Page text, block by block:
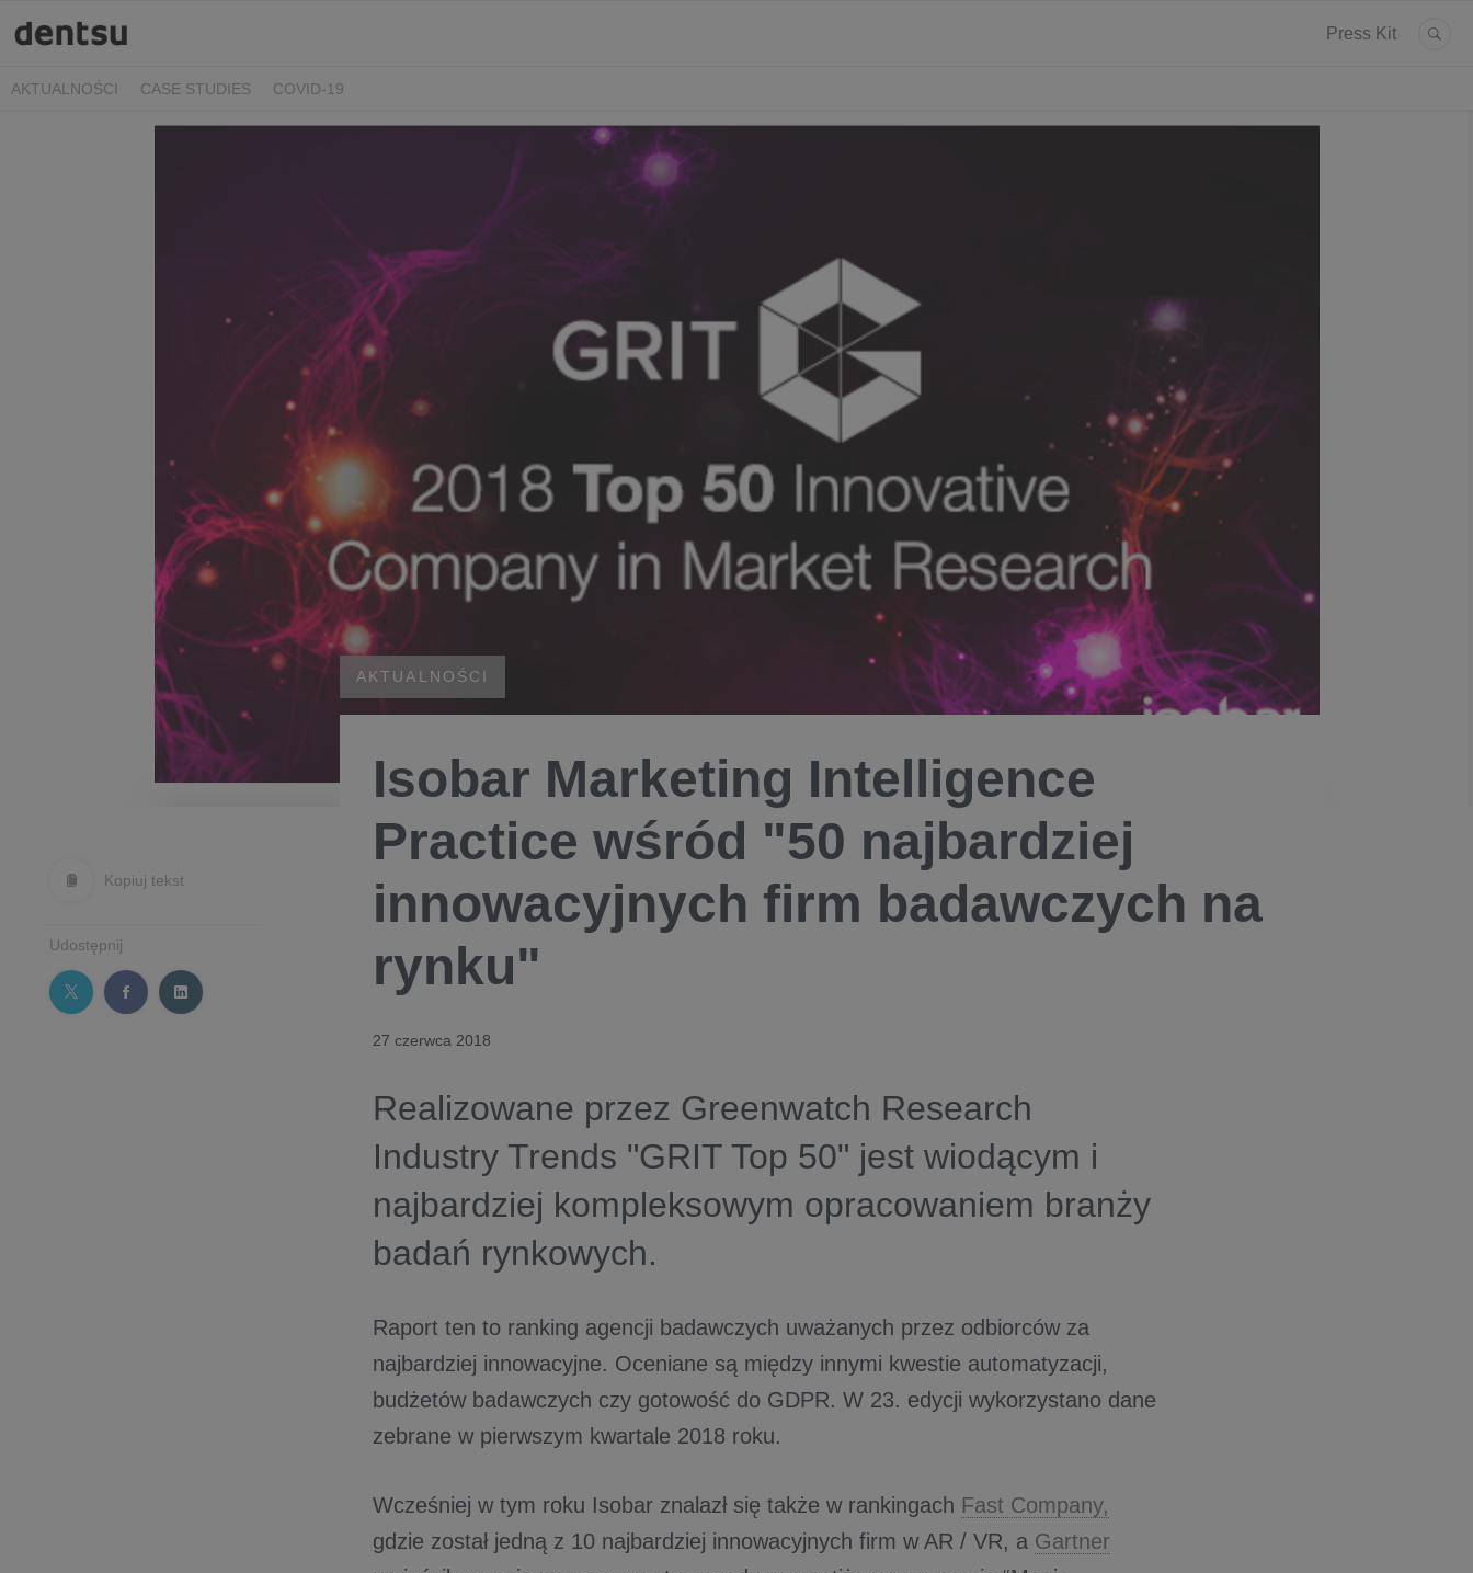
Press Kit
AKTUALNOŚCI CASE STUDIES COVID-19
Kopiuj tekst
Udostępnij
AKTUALNOŚCI
Isobar Marketing Intelligence
Practice wśród "50 najbardziej
innowacyjnych firm badawczych na
rynku"
27 czerwca 2018
Realizowane przez Greenwatch Research
Industry Trends "GRIT Top 50" jest wiodącym i
najbardziej kompleksowym opracowaniem branży
badań rynkowych.
Raport ten to ranking agencji badawczych uważanych przez odbiorców za
najbardziej innowacyjne. Oceniane są między innymi kwestie automatyzacji,
budżetów badawczych czy gotowość do GDPR. W 23. edycji wykorzystano dane
zebrane w pierwszym kwartale 2018 roku.
Wcześniej w tym roku Isobar znalazł się także w rankingach Fast Company,
gdzie został jedną z 10 najbardziej innowacyjnych firm w AR / VR, a Gartner